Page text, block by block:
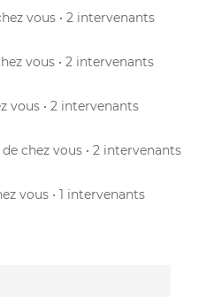
vous • 2 intervenants
vous • 2 intervenants
vous • 2 intervenants
de chez vous • 2 intervenants
vous • 1 intervenants